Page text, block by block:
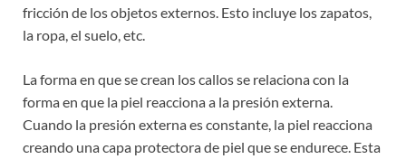
fricción de los objetos externos. Esto incluye los zapatos,
la ropa, el suelo, etc.
La forma en que se crean los callos se relaciona con la
forma en que la piel reacciona a la presión externa.
Cuando la presión externa es constante, la piel reacciona
creando una capa protectora de piel que se endurece. Esta